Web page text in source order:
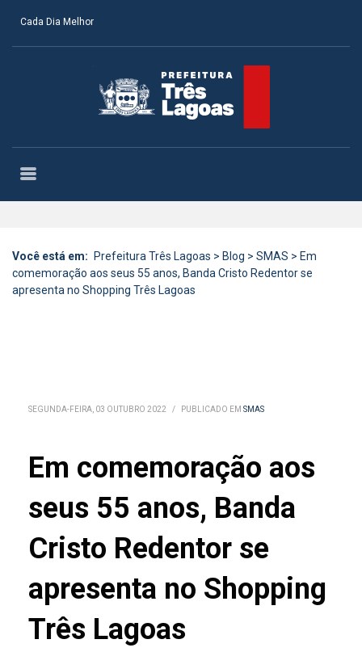
Cada Dia Melhor
Você está em: Prefeitura Três Lagoas > Blog > SMAS > Em
comemoração aos seus 55 anos, Banda Cristo Redentor se
apresenta no Shopping Três Lagoas
SEGUNDA-FEIRA, 03 OUTUBRO 2022 / PUBLICADO EM SMAS
Em comemoração aos
seus 55 anos, Banda
Cristo Redentor se
apresenta no Shopping
Três Lagoas